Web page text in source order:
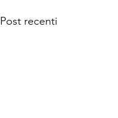
Post recenti